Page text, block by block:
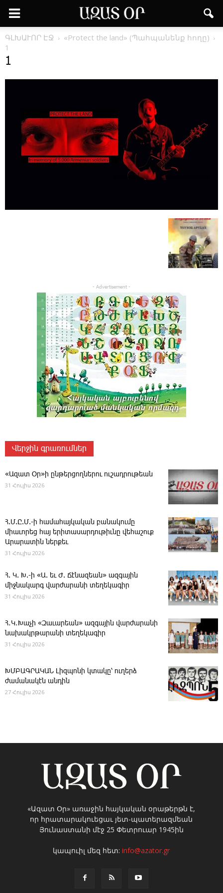
ԳԼԽԱՒՈՐ ԷՋ
«Protect the land» (­Պահ­պա­նենք հո­ղը)
1
1
- Advertisement -
Վերջին գրառումներ
«Ազատ Օր»ի ընթերցողներու ուշադրութեան
31 Հուլիս 2026
Հ.Մ.Ը.Մ.-ի համահայկական բանակումը
միաւորեց հայ երիտասարդութիւնը վեհաշուք
Արարատին ներքեւ
31 Հուլիս 2026
Հ. Կ. Խ.-ի «Ա. եւ Ժ. ­Ճէնազեան» ազգային
միջնակարգ վարժարանի տեղեկագիր
31 Հուլիս 2026
Հ․Կ․Խաչի «Զաւարեան» ազգային վարժարանի
նախակրթարանի տեղեկագիր
31 Հուլիս 2026
ԽՄԲԱԳՐԱԿԱՆ ­Լիզպոնի կտակը՝ ուղերձ
ժամանակէն անդին
27 Հուլիս 2026
«Ազատ Օր» առաջին հայկական օրաթերթն է,
որ հրատարակուեցաւ յետ-պատերազմեան
Յունաստանի մէջ 25 Փետրուար 1945ին
կապուիլ մեզ հետ:info@azator.gr